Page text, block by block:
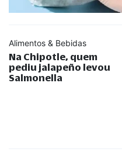
Alimentos & Bebidas
Na Chipotle, quem
pediu jalapeño levou
Salmonella